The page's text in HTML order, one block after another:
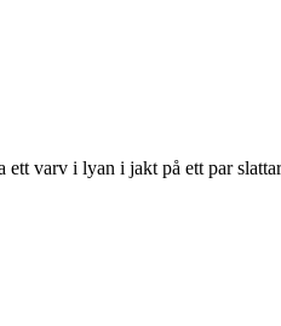
varv i lyan i jakt på ett par